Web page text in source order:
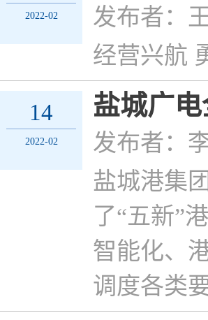
2022-02
发布者：
经营兴航
14
2022-02
盐城广
发布者：
盐城港集
了“五新”
智能化、
调度各类